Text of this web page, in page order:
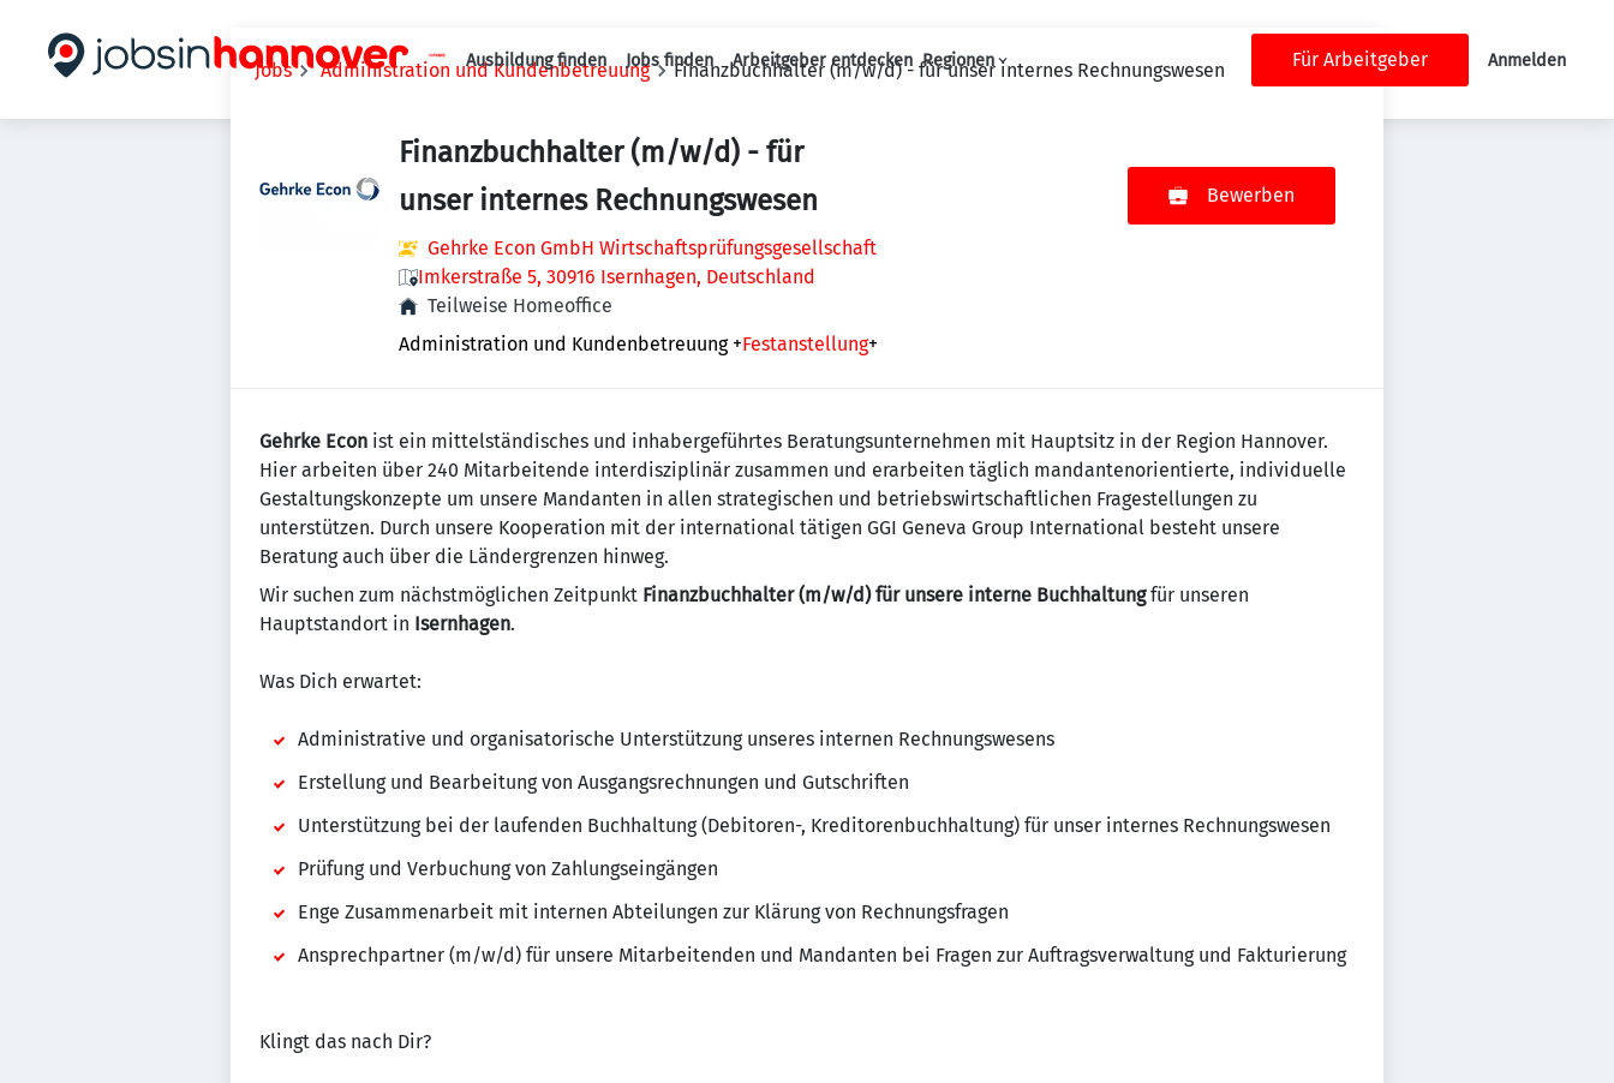
Haupt-Navigation
Ausbildung finden Jobs finden Arbeitgeber entdecken Regionen Für Arbeitgeber Anmelden
Jobs Administration und Kundenbetreuung Finanzbuchhalter (m/w/d) - für unser internes Rechnungswesen
Finanzbuchhalter (m/w/d) - für
unser internes Rechnungswesen
Gehrke Econ GmbH Wirtschaftsprüfungsgesellschaft
Imkerstraße 5, 30916 Isernhagen, Deutschland
Teilweise Homeoffice
Administration und Kundenbetreuung +Festanstellung+
Bewerben
Gehrke Econ ist ein mittelständisches und inhabergeführtes Beratungsunternehmen mit Hauptsitz in der Region Hannover.
Hier arbeiten über 240 Mitarbeitende interdisziplinär zusammen und erarbeiten täglich mandantenorientierte, individuelle
Gestaltungskonzepte um unsere Mandanten in allen strategischen und betriebswirtschaftlichen Fragestellungen zu
unterstützen. Durch unsere Kooperation mit der international tätigen GGI Geneva Group International besteht unsere
Beratung auch über die Ländergrenzen hinweg.
Wir suchen zum nächstmöglichen Zeitpunkt Finanzbuchhalter (m/w/d) für unsere interne Buchhaltungfür unseren
Hauptstandort in Isernhagen.
Was Dich erwartet:
Administrative und organisatorische Unterstützung unseres internen Rechnungswesens
Erstellung und Bearbeitung von Ausgangsrechnungen und Gutschriften
Unterstützung bei der laufenden Buchhaltung (Debitoren-, Kreditorenbuchhaltung) für unser internes Rechnungswesen
Prüfung und Verbuchung von Zahlungseingängen
Enge Zusammenarbeit mit internen Abteilungen zur Klärung von Rechnungsfragen
Ansprechpartner (m/w/d) für unsere Mitarbeitenden und Mandanten bei Fragen zur Auftragsverwaltung und Fakturierung
Klingt das nach Dir?